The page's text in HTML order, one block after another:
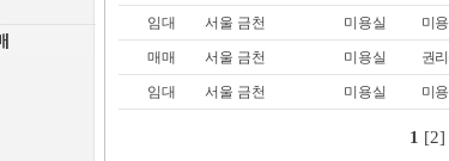
임대 서울 금천 미용실 미
매매 서울 금천 미용실 권
임대 서울 금천 미용실 미
1 [2]